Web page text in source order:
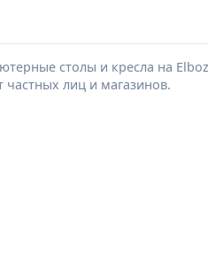
столы и кресла на
частных лиц и магазинов.